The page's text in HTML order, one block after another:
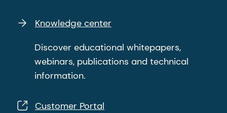
Knowledge center
Discover educational whitepapers,
webinars, publications and technical
information.
Customer Portal